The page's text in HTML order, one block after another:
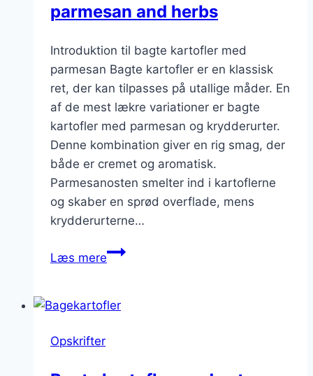
parmesan and herbs
Introduktion til bagte kartofler med
parmesan Bagte kartofler er en klassisk
ret, der kan tilpasses på utallige måder. En
af de mest lækre variationer er bagte
kartofler med parmesan og krydderurter.
Denne kombination giver en rig smag, der
både er cremet og aromatisk.
Parmesanosten smelter ind i kartoflerne
og skaber en sprød overflade, mens
krydderurterne…
Læs mereБaked
parmesan
Opskrifter